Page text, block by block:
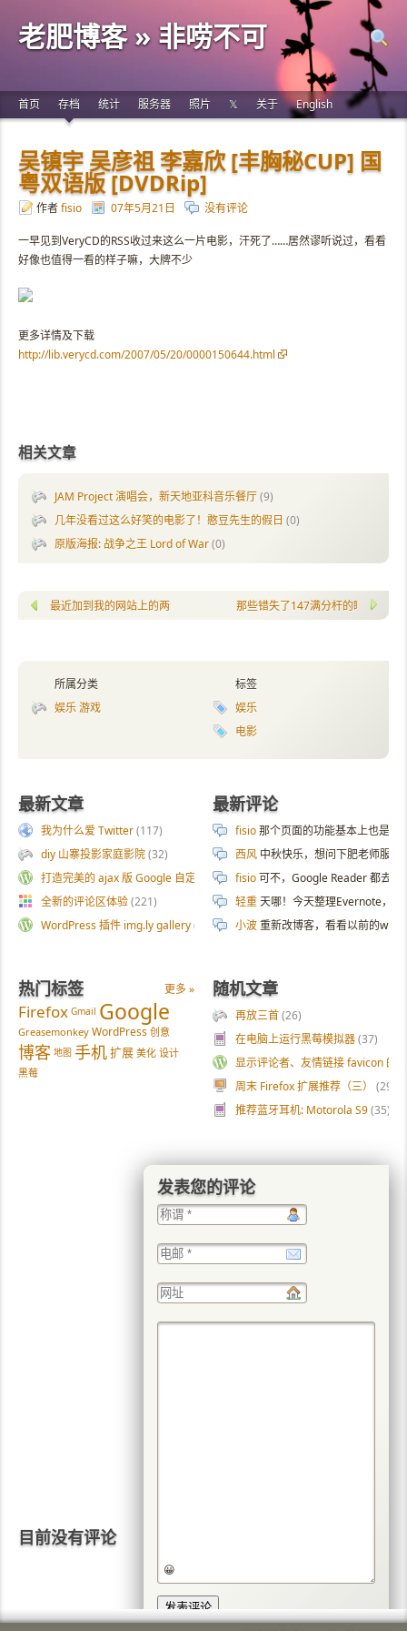
老肥博客 » 非唠不可
首页 存档 统计 服务器 照片 𝕏 关于 English
吴镇宇 吴彦祖 李嘉欣 [丰胸秘CUP] 国
粤双语版 [DVDRip]
作者fisio 07年5月21日 没有评论
一早见到VeryCD的RSS收过来这么一片电影，汗死了……居然谬听说过，看看
好像也值得一看的样子嘛，大牌不少
更多详情及下载
http://lib.verycd.com/2007/05/20/0000150644.html
相关文章
JAM Project 演唱会，新天地亚科音乐餐厅(9)
几年没看过这么好笑的电影了！憨豆先生的假日 (0)
原版海报: 战争之王 Lord of War(0)
最近加到我的网站上的两个小玩意儿: 划词翻译 和 plugoo messenger
那些错失了147满分杆的瞬间
标签
娱乐
电影
所属分类
娱乐 游戏
最新文章
我为什么爱 Twitter(117)
diy 山寨投影家庭影院(32)
打造完美的 ajax 版 Google 自定义搜索 (187)
全新的评论区体验(221)
WordPress 插件 img.ly gallery(54)
更多 »
热门标签
Firefox Gmail Google
Greasemonkey WordPress 创意
博客 地图 手机扩展 美化 设计
黑莓
最新评论
fisio那个页面的功能基本上也是
西风 中秋快乐，想问下肥老师服
fisio可不，Google Reader 都去
轻重天哪！今天整理Evernote，
小波重新改博客，看看以前的wp
随机文章
再放三首(26)
在电脑上运行黑莓模拟器(37)
显示评论者、友情链接 favicon 的
周末 Firefox 扩展推荐（三）
(29)
推荐蓝牙耳机: Motorola S9(35)
发表您的评论
😀
目前没有评论